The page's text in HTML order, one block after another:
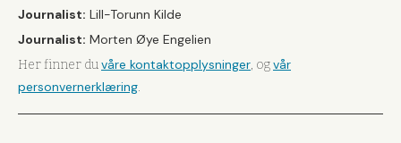
Journalist: Lill-Torunn Kilde
Journalist: Morten Øye Engelien
Her finner duvåre kontaktopplysninger, ogvår
personvernerklæring.